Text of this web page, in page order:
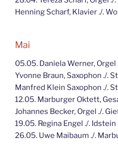
Henning Scharf, Klavier ./.
Mai
05.05. Daniela Werner,
Yvonne Braun, Saxophon ./.
Manfred Klein Saxophon ./.
12.05. Marburger Oktett,
Johannes Becker, Orgel ./.
19.05. Regina Engel ./. Idstein
26.05. Uwe Maibaum ./.